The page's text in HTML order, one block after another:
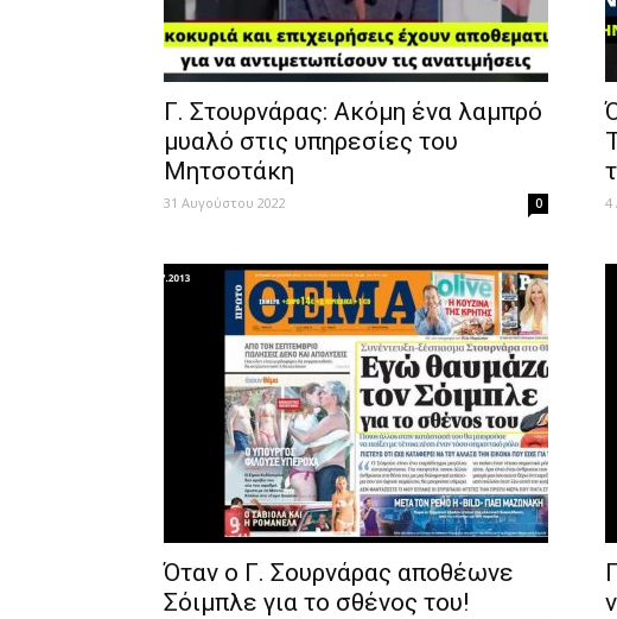
Γ. Στουρνάρας: Ακόμη ένα λαμπρό
μυαλό στις υπηρεσίες του
Μητσοτάκη
31 Αυγούστου 2022 0 4
Όταν ο Γ. Σουρνάρας αποθέωνε
Σόιμπλε για το σθένος του!